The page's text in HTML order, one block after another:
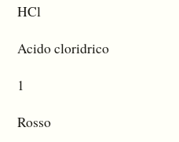
HCl
Acido cloridrico
1
Rosso